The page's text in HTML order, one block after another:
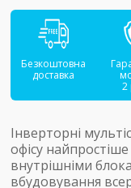
Безкоштовна
доставка
2
Інверторні
офісу
внутрішніми
вбудовування